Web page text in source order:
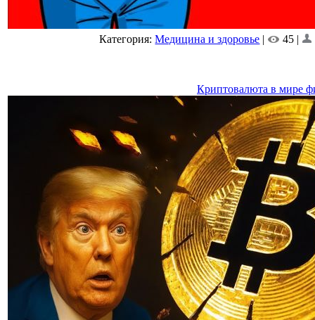
Категория:Медицина и здоровье | 45 |
Криптовалюта в мире